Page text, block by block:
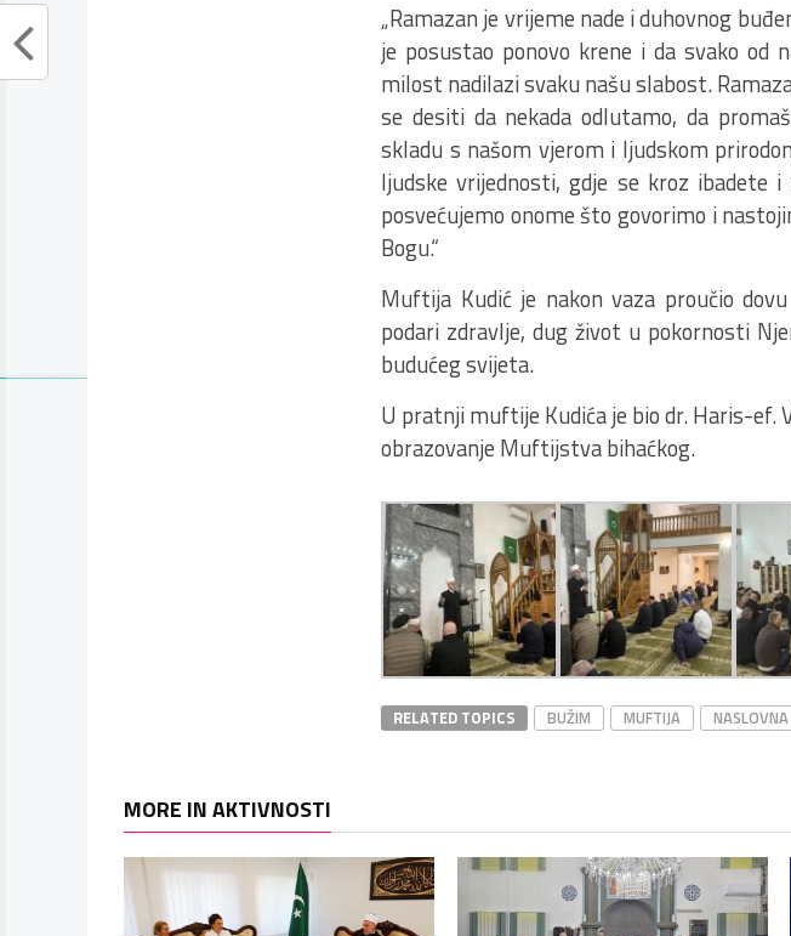
„Ramazan je vrijeme nade i duhovnog
je posustao ponovo krene i da svako od
milost nadilazi svaku našu slabost.
se desiti da nekada odlutamo, da
skladu s našom vjerom i ljudskom
ljudske vrijednosti, gdje se kroz ibadete
posvećujemo onome što govorimo i
Bogu.“
Muftija Kudić je nakon vaza proučio
podari zdravlje, dug život u pokornosti
budućeg svijeta.
U pratnji muftije Kudića je bio dr. Haris-ef.
obrazovanje Muftijstva bihaćkog.
RELATED TOPICS BUŽIM MUFTIJA NASLOVNA
MORE IN AKTIVNOSTI